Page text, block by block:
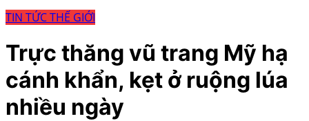
TIN TỨC THẾ GIỚI
Trực thăng vũ trang Mỹ hạ
cánh khẩn, kẹt ở ruộng lúa
nhiều ngày